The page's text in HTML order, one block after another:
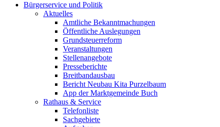
Bürgerservice und Politik
Aktuelles
Amtliche Bekanntmachungen
Öffentliche Auslegungen
Grundsteuerreform
Veranstaltungen
Stellenangebote
Presseberichte
Breitbandausbau
Bericht Neubau Kita Purzelbaum
App der Marktgemeinde Buch
Rathaus & Service
Telefonliste
Sachgebiete